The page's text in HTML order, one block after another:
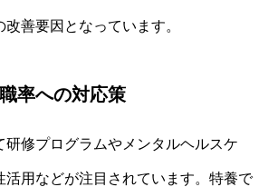
善要因となっています。
率への対応策
研修プログラムやメンタルヘルスケ
活用などが注目されています。特養で